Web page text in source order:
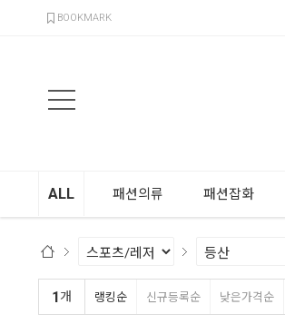
BOOKMARK
ALL 패션의류 패션잡화
1개 랭킹순 신규등록순 낮은가격순